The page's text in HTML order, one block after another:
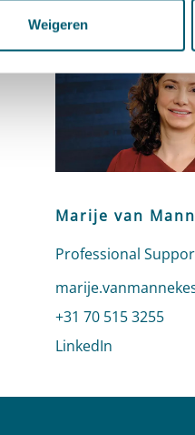
Weigeren
Marije van
Professional
Stuur een e-mail
Bel naar Marije van
+31 70 515 3255
LinkedIn profiel van